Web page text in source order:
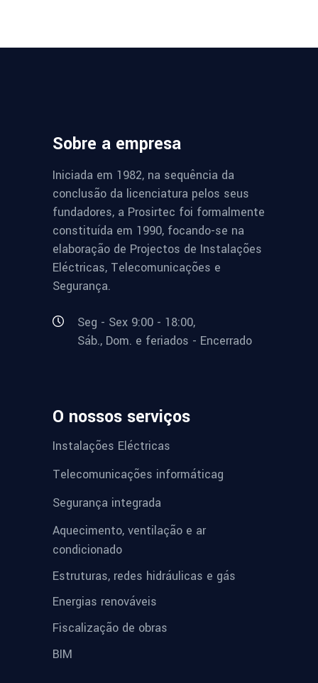
Sobre a empresa
Iniciada em 1982, na sequência da
conclusão da licenciatura pelos seus
fundadores, a Prosirtec foi formalmente
constituída em 1990, focando-se na
elaboração de Projectos de Instalações
Eléctricas, Telecomunicações e
Segurança.
Seg - Sex 9:00 - 18:00,
Sáb., Dom. e feriados - Encerrado
O nossos serviços
Instalações Eléctricas
Telecomunicações informáticag
Segurança integrada
Aquecimento, ventilação e ar
condicionado
Estruturas, redes hidráulicas e gás
Energias renováveis
Fiscalização de obras
BIM